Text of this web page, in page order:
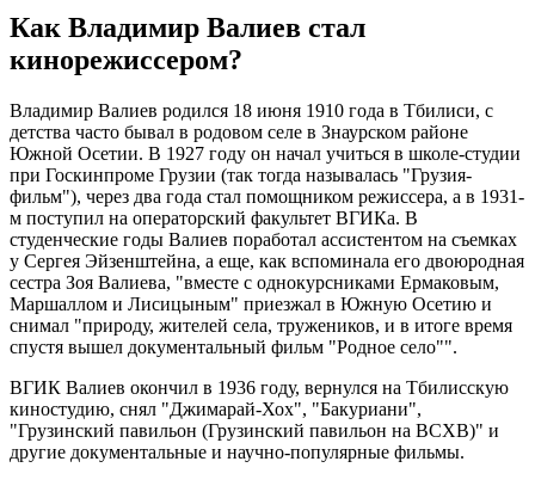
Как Владимир Валиев стал
кинорежиссером?
Владимир Валиев родился 18 июня 1910 года в Тбилиси, с
детства часто бывал в родовом селе в Знаурском районе
Южной Осетии. В 1927 году он начал учиться в школе-студии
при Госкинпроме Грузии (так тогда называлась "Грузия-
фильм"), через два года стал помощником режиссера, а в 1931-
м поступил на операторский факультет ВГИКа. В
студенческие годы Валиев поработал ассистентом на съемках
у Сергея Эйзенштейна, а еще, как вспоминала его двоюродная
сестра Зоя Валиева, "вместе с однокурсниками Ермаковым,
Маршаллом и Лисицыным" приезжал в Южную Осетию и
снимал "природу, жителей села, тружеников, и в итоге время
спустя вышел документальный фильм "Родное село"".
ВГИК Валиев окончил в 1936 году, вернулся на Тбилисскую
киностудию, снял "Джимарай-Хох", "Бакуриани",
"Грузинский павильон (Грузинский павильон на ВСХВ)" и
другие документальные и научно-популярные фильмы.